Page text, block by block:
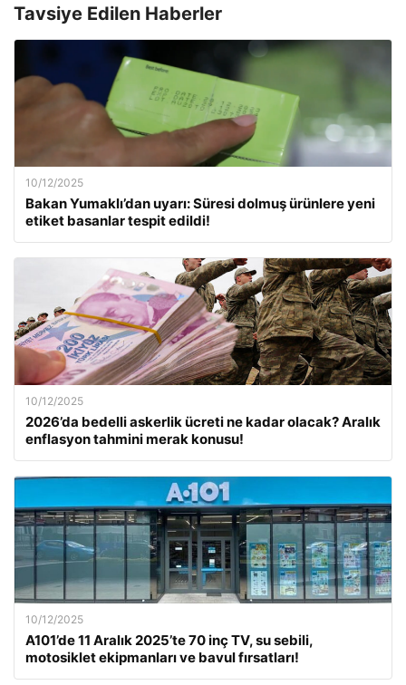
Tavsiye Edilen Haberler
10/12/2025
Bakan Yumaklı’dan uyarı: Süresi dolmuş ürünlere yeni
etiket basanlar tespit edildi!
10/12/2025
2026’da bedelli askerlik ücreti ne kadar olacak? Aralık
enflasyon tahmini merak konusu!
10/12/2025
A101’de 11 Aralık 2025’te 70 inç TV, su sebili,
motosiklet ekipmanları ve bavul fırsatları!